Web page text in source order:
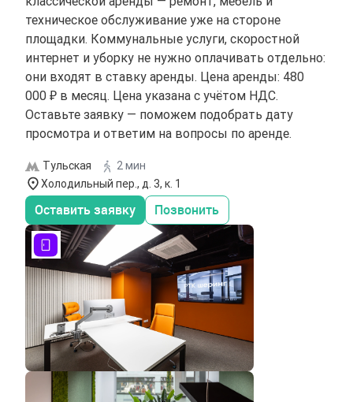
техническое обслуживание уже на стороне
площадки. Коммунальные услуги, скоростной
интернет и уборку не нужно оплачивать отдельно:
они входят в ставку аренды. Цена аренды: 480
000 ₽ в месяц. Цена указана с учётом НДС.
Оставьте заявку — поможем подобрать дату
просмотра и ответим на вопросы по аренде.
Тульская
2 мин
Холодильный пер., д. 3, к. 1
Оставить заявку Позвонить